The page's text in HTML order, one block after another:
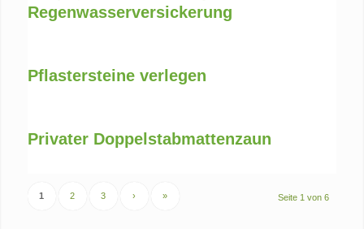
Regenwasserversickerung
Pflastersteine verlegen
Privater Doppelstabmattenzaun
Seite 1 von 6
1 2 3 › »